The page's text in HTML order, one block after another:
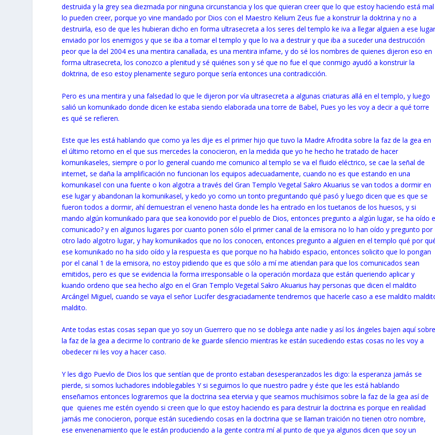
destruida y la grey sea diezmada por ninguna circunstancia y los que quieran creer que lo que estoy haciendo está mal
lo pueden creer, porque yo vine mandado por Dios con el Maestro Kelium Zeus fue a konstruir la doktrina y no a
destruirla, eso de que les hubieran dicho en forma ultrasecreta a los seres del templo ke iva a llegar alguien a ese
enviado por los enemigos y que se iba a tomar el templo y que lo iva a destruir y que iba a suceder una destrucción
peor que la del 2004 es una mentira canallada, es una mentira infame, y do sé los nombres de quienes dijeron eso en
forma ultrasecreta, los conozco a plenitud y sé quiénes son y sé que no fue el que conmigo ayudó a konstruir la
doktrina, de eso estoy plenamente seguro porque sería entonces una contradicción.
Pero es una mentira y una falsedad lo que le dijeron por vía ultrasecreta a algunas criaturas allá en el templo, y luego
salió un komunikado donde dicen ke estaba siendo elaborada una torre de Babel, Pues yo les voy a decir a qué torre
es qué se refieren.
Este que les está hablando que como ya les dije es el primer hijo que tuvo la Madre Afrodita sobre la faz de la gea en
el último retorno en el que sus mercedes la conocieron, en la medida que yo he hecho he tratado de hacer
komunikaseles, siempre o por lo general cuando me comunico al templo se va el fluido eléctrico, se cae la señal de
internet, se daña la amplificación no funcionan los equipos adecuadamente, cuando no es que estando en una
komunikasel con una fuente o kon algotra a través del Gran Templo Vegetal Sakro Akuarius se van todos a dormir en
ese lugar y abandonan la komunikasel, y kedo yo como un tonto preguntando qué pasó y luego dicen que es que se
fueron todos a dormir, ahí demuestran el veneno hasta donde les ha entrado en los tuetanos de los huesos, y si
mando algún komunikado para que sea konovido por el pueblo de Dios, entonces pregunto a algún lugar, se ha oído
comunicado? y en algunos lugares por cuanto ponen sólo el primer canal de la emisora no lo han oído y pregunto por
otro lado algotro lugar, y hay komunikados que no los conocen, entonces pregunto a alguien en el templo qué por
ese komunikado no ha sido oído y la respuesta es que porque no ha habido espacio, entonces solicito que lo pongan
por el canal 1 de la emisora, no estoy pidiendo que es que sólo a mí me atiendan para que los comunicados sean
emitidos, pero es que se evidencia la forma irresponsable o la operación mordaza que están queriendo aplicar y
kuando ordeno que sea hecho algo en el Gran Templo Vegetal Sakro Akuarius hay personas que dicen el maldito
Arcángel Miguel, cuando se vaya el señor Lucifer desgraciadamente tendremos que hacerle caso a ese maldito
maldito.
Ante todas estas cosas sepan que yo soy un Guerrero que no se doblega ante nadie y así los ángeles bajen aquí
la faz de la gea a decirme lo contrario de ke guarde silencio mientras ke están sucediendo estas cosas no les voy a
obedecer ni les voy a hacer caso.
Y les digo Puevlo de Dios los que sentían que de pronto estaban desesperanzados les digo: la esperanza jamás se
pierde, si somos luchadores indoblegables Y si seguimos lo que nuestro padre y éste que les está hablando
enseñamos entonces lograremos que la doctrina sea etervia y que seamos muchísimos sobre la faz de la gea así de
que quienes me estén oyendo si creen que lo que estoy haciendo es para destruir la doctrina es porque en realidad
jamás me conocieron, porque están sucediendo cosas en la doctrina que se llaman traición no tienen otro nombre,
ese envenenamiento que le están produciendo a la gente contra mí al punto de que ya algunos dicen que soy un